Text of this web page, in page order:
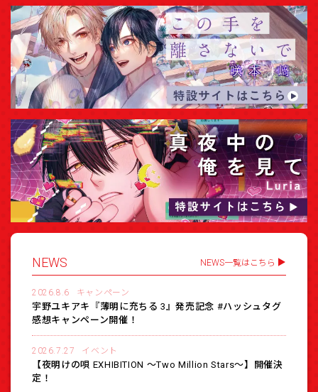
NEWS NEWS一覧はこちら
2026.8.6 キャンペーン
宇野ユキアキ『薄明に充ちる 3』発売記念 #ハッシュタグ
感想キャンペーン開催！
2026.7.27 イベント
【夜明けの唄 EXHIBITION 〜Two Million Stars〜】開催決
定！